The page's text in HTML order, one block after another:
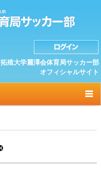
拓殖大学麗澤会体育局サッカー部
オフィシャルサイト